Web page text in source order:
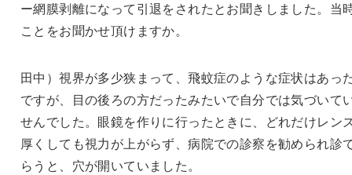
ー網膜剥離になって引退をされたとお聞きしました。当
ことをお聞かせ頂けますか。
田中）視界が多少狭まって、飛蚊症のような症状はあっ
ですが、目の後ろの方だったみたいで自分では気づいて
せんでした。眼鏡を作りに行ったときに、どれだけレン
厚くしても視力が上がらず、病院での診察を勧められ診
らうと、穴が開いていました。